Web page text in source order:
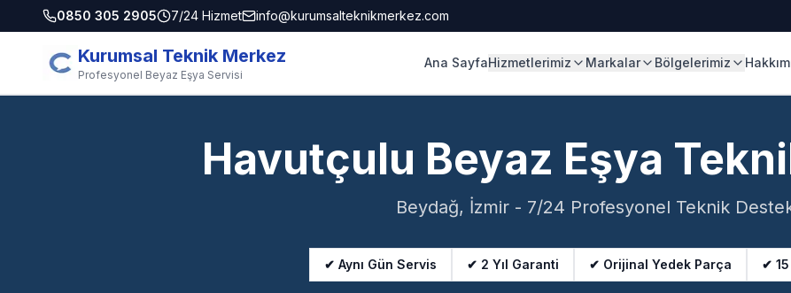
0850 305 2905 7/24 Hizmet info@kurumsalteknikmerkez.com
Kurumsal Teknik Merkez
Profesyonel Beyaz Eşya Servisi
Ana SayfaHizmetlerimiz Markalar Bölgelerimiz
Havutçulu Beyaz Eşya
Beydağ, İzmir - 7/24 Profesyonel Teknik
✔ Aynı Gün Servis ✔ 2 Yıl Garanti ✔ Orijinal Yedek Parça ✔ 15